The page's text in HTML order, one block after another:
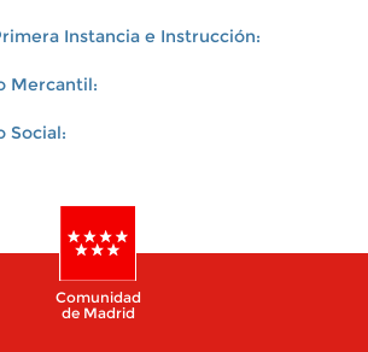
Instancia e Instrucción:
Mercantil:
Social:
Comunidad
de Madrid